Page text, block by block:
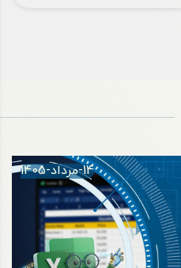
14-مرداد-1405